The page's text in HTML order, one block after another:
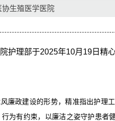
生殖医学医院
理部于2025年10月19日精
政建设的形势，精准指出护理
为有约束，以廉洁之姿守护患者健